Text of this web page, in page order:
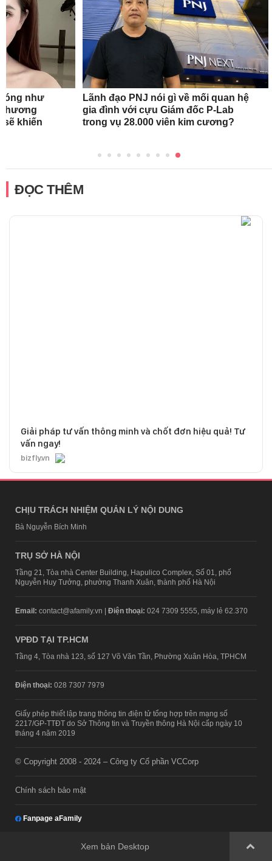
như
hương
sẽ khiến
Lãnh đạo PNJ nói gì về mối quan hệ
gia đình với cựu Giám đốc P-Lab
trong vụ 28.000 viên kim cương?
ĐỌC THÊM
Giải pháp tư vấn thông minh và chốt đơn hiệu quả! Tư
vấn ngay!
bizfly.vn
CHỊU TRÁCH NHIỆM QUẢN LÝ NỘI DUNG
Bà Nguyễn Bích Minh
TRỤ SỞ HÀ NỘI
Tầng 21, Tòa nhà Center Building, Hapulico Complex, Số 01, phố
Nguyễn Huy Tưởng, phường Thanh Xuân, thành phố Hà Nội
Email: contact@afamily.vn | Điện thoại: 024 7309 5555, máy lẻ 62.370
VPĐD TẠI TP.HCM
Tầng 4, Tòa nhà 123, số 127 Võ Văn Tần, Phường Xuân Hòa, TPHCM
Điện thoại: 028 7307 7979
Giấy phép thiết lập trang thông tin điện tử tổng hợp trên mạng số
2217/GP-TTĐT do Sở Thông tin và Truyền thông Hà Nội cấp ngày 10
tháng 4 năm 2019
© Copyright 2008 - 2024 – Công ty Cổ phần VCCorp
Chính sách bảo mật
Fanpage aFamily
Xem bản Desktop